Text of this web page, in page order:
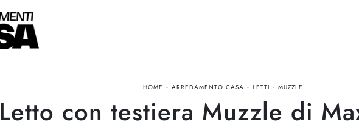
HOME - ARREDAMENTO CASA - LETTI - MUZZLE
Letto con testiera Muzzle di